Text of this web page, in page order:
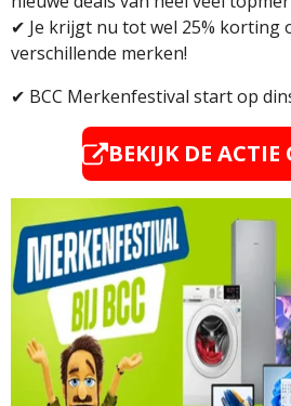
✔ Je krijgt nu tot wel 25% korting
verschillende merken!
✔ BCC Merkenfestival start op
BEKIJK DE